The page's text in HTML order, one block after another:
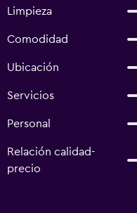
Limpieza
Comodidad
Ubicación
Servicios
Personal
Relación calidad-
precio